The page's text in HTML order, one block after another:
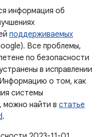
информация об
поддерживаемых
Все проблемы,
по безопасности
в исправлении
о том, как
системы
можно найти в статье
.